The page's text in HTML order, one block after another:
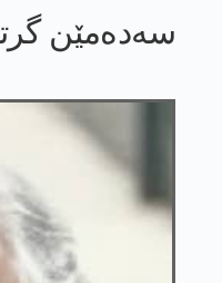
سەدەمێن